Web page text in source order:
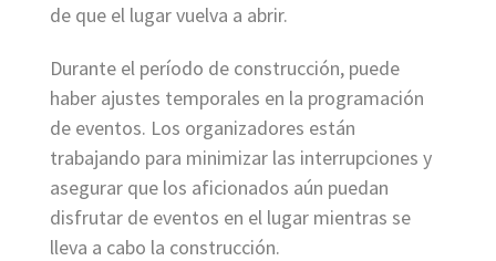
de que el lugar vuelva a abrir.
Durante el período de construcción, puede
haber ajustes temporales en la programación
de eventos. Los organizadores están
trabajando para minimizar las interrupciones y
asegurar que los aficionados aún puedan
disfrutar de eventos en el lugar mientras se
lleva a cabo la construcción.